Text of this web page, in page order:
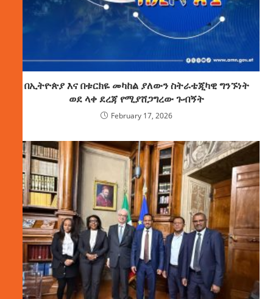
በኢትዮጵያ እና በቱርክዬ መካከል ያለውን ስትራቴጂካዊ ግንኙነት
ወደ ላቀ ደረጃ የሚያሸጋግረው ጉብኝት
February 17, 2026